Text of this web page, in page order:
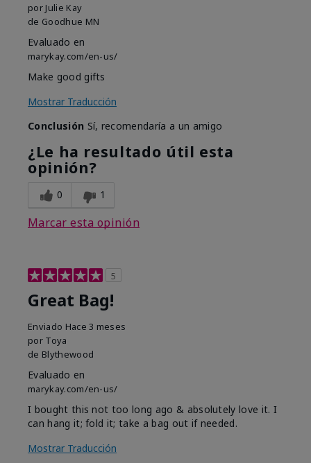
por Julie Kay
de Goodhue MN
Evaluado en
marykay.com/en-us/
Make good gifts
Mostrar Traducción
Conclusión Sí, recomendaría a un amigo
¿Le ha resultado útil esta
opinión?
0 1
Marcar esta opinión
5
Great Bag!
Enviado Hace 3 meses
por Toya
de Blythewood
Evaluado en
marykay.com/en-us/
I bought this not too long ago & absolutely love it. I
can hang it; fold it; take a bag out if needed.
Mostrar Traducción